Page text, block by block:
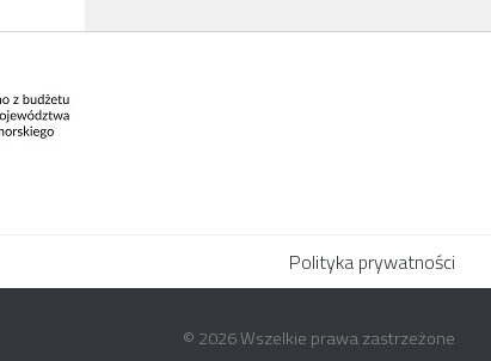
Polityka prywatności
© 2026 Wszelkie prawa zastrzeżone